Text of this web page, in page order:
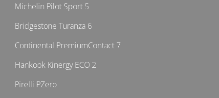
Michelin Pilot Sport 5
Bridgestone Turanza 6
Continental PremiumContact 7
Hankook Kinergy ECO 2
Pirelli PZero